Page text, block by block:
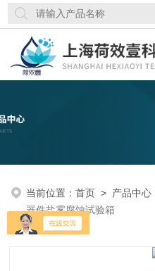
当前位置：首页 > 产品中心
器件盐雾腐蚀试验箱